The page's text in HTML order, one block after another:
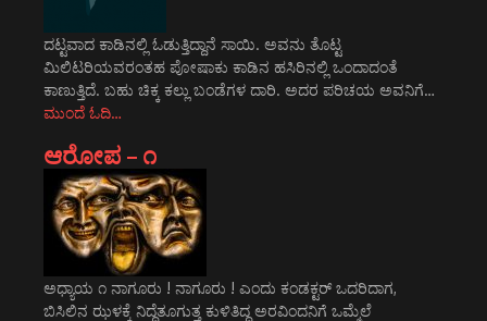
ದಟ್ಟವಾದ ಕಾಡಿನಲ್ಲಿ ಓಡುತ್ತಿದ್ದಾನೆ ಸಾಯಿ. ಅವನು ತೊಟ್ಟ
ಮಿಲಿಟರಿಯವರಂತಹ ಪೋಷಾಕು ಕಾಡಿನ ಹಸಿರಿನಲ್ಲಿ ಒಂದಾದಂತೆ
ಕಾಣುತ್ತಿದೆ. ಬಹು ಚಿಕ್ಕ ಕಲ್ಲು ಬಂಡೆಗಳ ದಾರಿ. ಅದರ ಪರಿಚಯ ಅವನಿಗೆ…
ಮುಂದೆ ಓದಿ…
ಆರೋಪ – ೧
ಅಧ್ಯಾಯ ೧ ನಾಗೂರು ! ನಾಗೂರು ! ಎಂದು ಕಂಡಕ್ಟರ್ ಒದರಿದಾಗ,
ಬಿಸಿಲಿನ ಝಳಕ್ಕೆ ನಿದ್ದೆತೂಗುತ್ತ ಕುಳಿತಿದ್ದ ಅರವಿಂದನಿಗೆ ಒಮ್ಮೆಲೆ